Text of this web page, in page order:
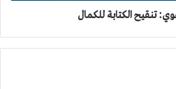
تنقيح الكتابة للكمال